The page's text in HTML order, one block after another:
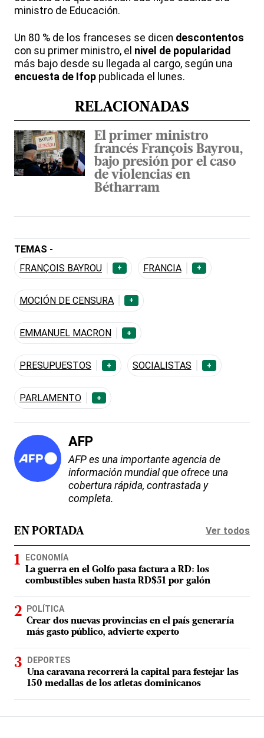
ministro de Educación.
Un 80 % de los franceses se dicen descontentos
con su primer ministro, el nivel de popularidad
más bajo desde su llegada al cargo, según una
encuesta de Ifop publicada el lunes.
RELACIONADAS
El primer ministro
francés François Bayrou,
bajo presión por el caso
de violencias en
Bétharram
TEMAS -
FRANÇOIS BAYROU
+ FRANCIA +
MOCIÓN DE CENSURA +
EMMANUEL MACRON +
PRESUPUESTOS + SOCIALISTAS +
PARLAMENTO +
AFP
AFP es una importante agencia de
información mundial que ofrece una
cobertura rápida, contrastada y
completa.
EN PORTADA Ver todos
ECONOMÍA
La guerra en el Golfo pasa factura a RD: los
combustibles suben hasta RD$51 por galón
POLÍTICA
Crear dos nuevas provincias en el país generaría
más gasto público, advierte experto
DEPORTES
Una caravana recorrerá la capital para festejar las
150 medallas de los atletas dominicanos